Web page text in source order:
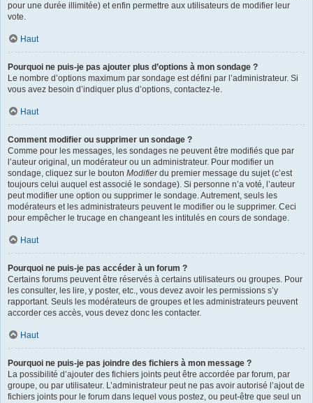
pour une durée illimitée) et enfin permettre aux utilisateurs de modifier leur
vote.
Haut
Pourquoi ne puis-je pas ajouter plus d’options à mon sondage ?
Le nombre d’options maximum par sondage est défini par l’administrateur. Si
vous avez besoin d’indiquer plus d’options, contactez-le.
Haut
Comment modifier ou supprimer un sondage ?
Comme pour les messages, les sondages ne peuvent être modifiés que par
l’auteur original, un modérateur ou un administrateur. Pour modifier un
sondage, cliquez sur le bouton Modifierdu premier message du sujet (c’est
toujours celui auquel est associé le sondage). Si personne n’a voté, l’auteur
peut modifier une option ou supprimer le sondage. Autrement, seuls les
modérateurs et les administrateurs peuvent le modifier ou le supprimer. Ceci
pour empêcher le trucage en changeant les intitulés en cours de sondage.
Haut
Pourquoi ne puis-je pas accéder à un forum ?
Certains forums peuvent être réservés à certains utilisateurs ou groupes. Pour
les consulter, les lire, y poster, etc., vous devez avoir les permissions s’y
rapportant. Seuls les modérateurs de groupes et les administrateurs peuvent
accorder ces accès, vous devez donc les contacter.
Haut
Pourquoi ne puis-je pas joindre des fichiers à mon message ?
La possibilité d’ajouter des fichiers joints peut être accordée par forum, par
groupe, ou par utilisateur. L’administrateur peut ne pas avoir autorisé l’ajout de
fichiers joints pour le forum dans lequel vous postez, ou peut-être que seul un